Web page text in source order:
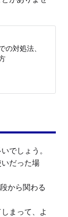
の対処法、
でしょう。
だった場
から関わる
まって、よ